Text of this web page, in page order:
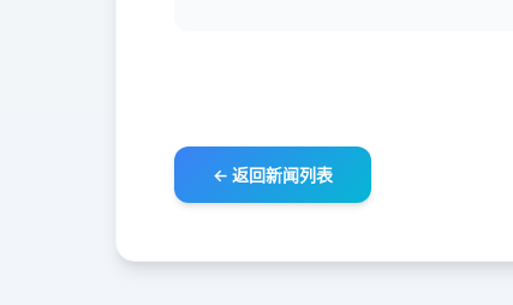
← 返回新闻列表